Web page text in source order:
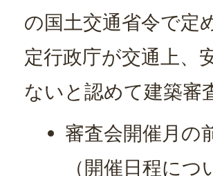
の国土交通省令で定
定行政庁が交通上、
ないと認めて建築審
審査会開催月の
（開催日程に